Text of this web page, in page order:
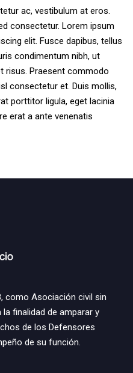
ac, vestibulum at eros.
consectetur. Lorem ipsum
elit. Fusce dapibus, tellus
condimentum nibh, ut
risus. Praesent commodo
consectetur et. Duis mollis,
porttitor ligula, eget lacinia
erat a ante venenatis
como Asociación civil sin
finalidad de amparar y
de los Defensores
de su función.